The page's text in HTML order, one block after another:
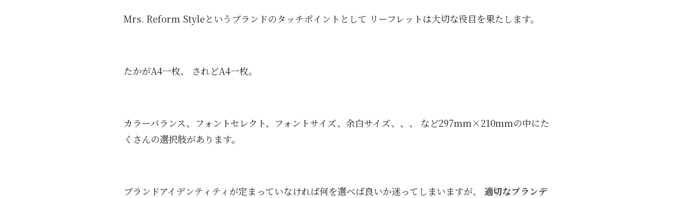
Mrs. Reform Styleというブランドのタッチポイントとして リーフレットは大切な役目を果たします。
たかがA4一枚、 されどA4一枚。
カラーバランス、フォントセレクト、フォントサイズ、余白サイズ、、、 など297mm×210mmの中にた
くさんの選択肢があります。
ブランドアイデンティティが定まっていなければ何を選べば良いか迷ってしまいますが、 適切なブランデ